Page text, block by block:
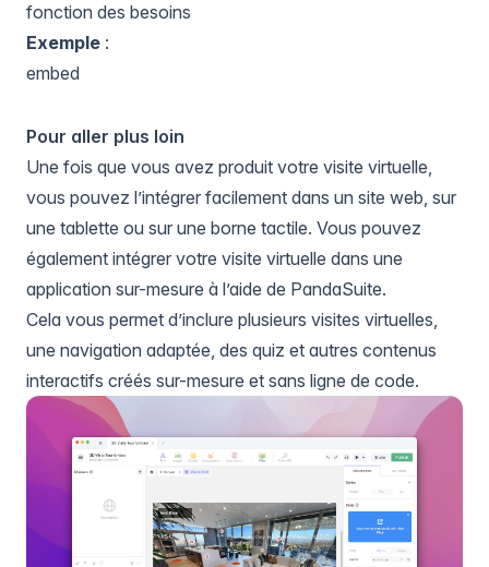
fonction des besoins
Exemple :
embed
Pour aller plus loin
Une fois que vous avez produit votre visite virtuelle,
vous pouvez l’intégrer facilement dans un site web, sur
une tablette ou sur une borne tactile. Vous pouvez
également intégrer votre visite virtuelle dans une
application sur-mesure à l’aide de PandaSuite.
Cela vous permet d’inclure plusieurs visites virtuelles,
une navigation adaptée, des quiz et autres contenus
interactifs créés sur-mesure et sans ligne de code.